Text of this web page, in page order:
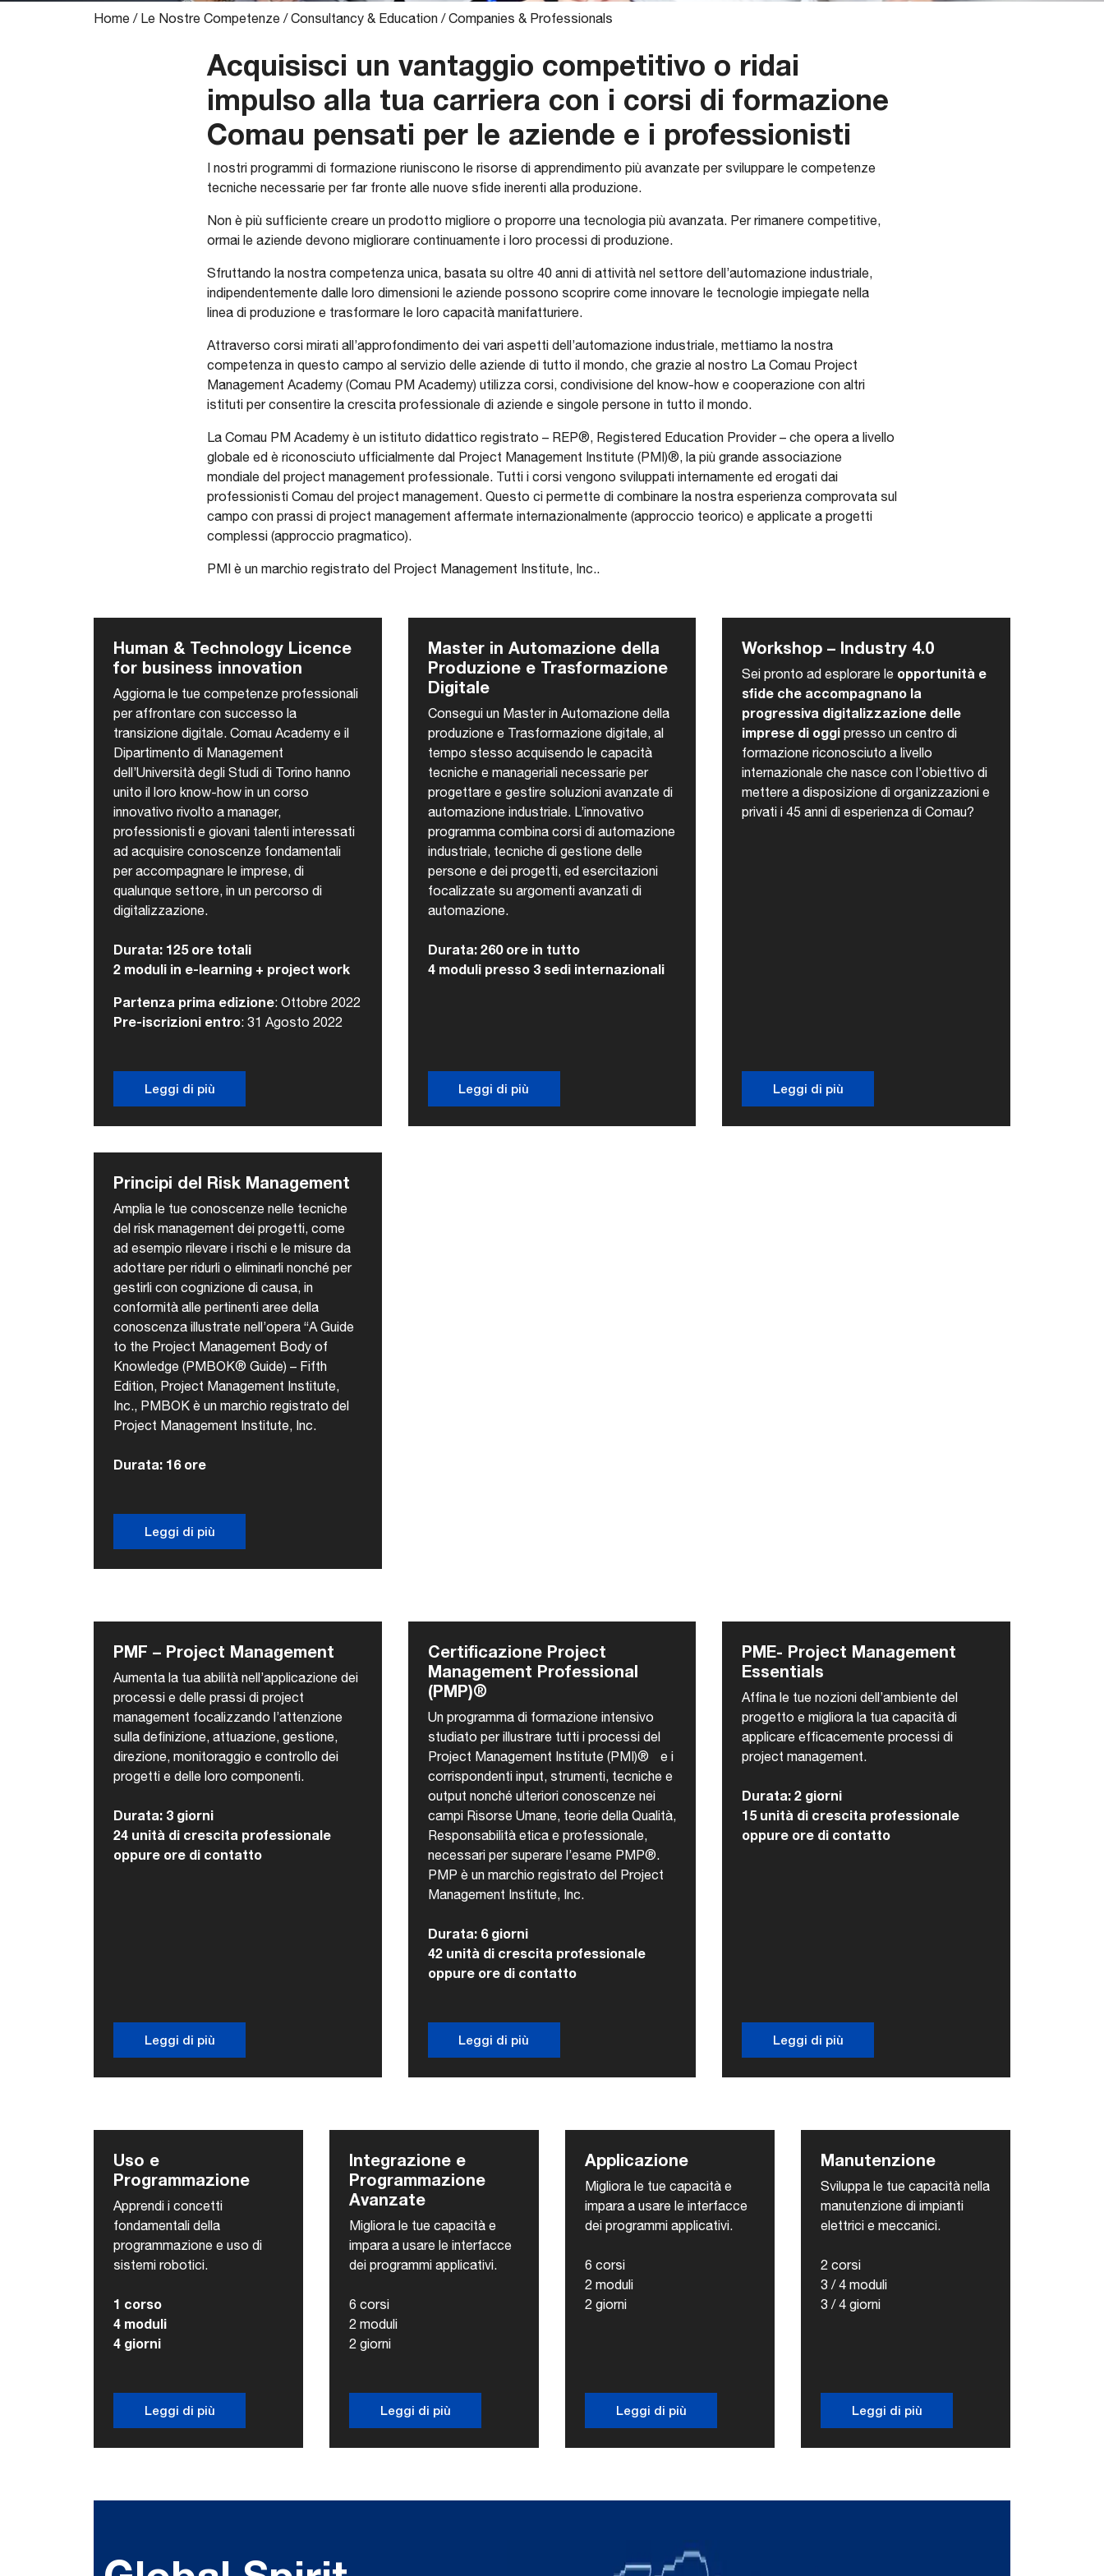
Home / Le Nostre Competenze /Consultancy & Education /Companies & Professionals
Acquisisci un vantaggio competitivo o ridai
impulso alla tua carriera con i corsi di formazione
Comau pensati per le aziende e i professionisti
I nostri programmi di formazione riuniscono le risorse di apprendimento più avanzate per sviluppare le competenze
tecniche necessarie per far fronte alle nuove sfide inerenti alla produzione.
Non è più sufficiente creare un prodotto migliore o proporre una tecnologia più avanzata. Per rimanere competitive,
ormai le aziende devono migliorare continuamente i loro processi di produzione.
Sfruttando la nostra competenza unica, basata su oltre 40 anni di attività nel settore dell’automazione industriale,
indipendentemente dalle loro dimensioni le aziende possono scoprire come innovare le tecnologie impiegate nella
linea di produzione e trasformare le loro capacità manifatturiere.
Attraverso corsi mirati all’approfondimento dei vari aspetti dell’automazione industriale, mettiamo la nostra
competenza in questo campo al servizio delle aziende di tutto il mondo, che grazie al nostro La Comau Project
Management Academy (Comau PM Academy) utilizza corsi, condivisione del know-how e cooperazione con altri
istituti per consentire la crescita professionale di aziende e singole persone in tutto il mondo.
La Comau PM Academy è un istituto didattico registrato – REP®, Registered Education Provider – che opera a livello
globale ed è riconosciuto ufficialmente dal Project Management Institute (PMI)®, la più grande associazione
mondiale del project management professionale. Tutti i corsi vengono sviluppati internamente ed erogati dai
professionisti Comau del project management. Questo ci permette di combinare la nostra esperienza comprovata sul
campo con prassi di project management affermate internazionalmente (approccio teorico) e applicate a progetti
complessi (approccio pragmatico).
PMI è un marchio registrato del Project Management Institute, Inc..
Human & Technology Licence
for business innovation
Aggiorna le tue competenze professionali
per affrontare con successo la
transizione digitale. Comau Academy e il
Dipartimento di Management
dell’Università degli Studi di Torino hanno
unito il loro know-how in un corso
innovativo rivolto a manager,
professionisti e giovani talenti interessati
ad acquisire conoscenze fondamentali
per accompagnare le imprese, di
qualunque settore, in un percorso di
digitalizzazione.
Durata: 125 ore totali
2 moduli in e-learning + project work
Partenza prima edizione: Ottobre 2022
Pre-iscrizioni entro: 31 Agosto 2022
Leggi di più
Master in Automazione della
Produzione e Trasformazione
Digitale
Consegui un Master in Automazione della
produzione e Trasformazione digitale, al
tempo stesso acquisendo le capacità
tecniche e manageriali necessarie per
progettare e gestire soluzioni avanzate di
automazione industriale. L’innovativo
programma combina corsi di automazione
industriale, tecniche di gestione delle
persone e dei progetti, ed esercitazioni
focalizzate su argomenti avanzati di
automazione.
Durata: 260 ore in tutto
4 moduli presso 3 sedi internazionali
Leggi di più
Workshop – Industry 4.0
Sei pronto ad esplorare le opportunità e
sfide che accompagnano la
progressiva digitalizzazione delle
imprese di oggi presso un centro di
formazione riconosciuto a livello
internazionale che nasce con l’obiettivo di
mettere a disposizione di organizzazioni e
privati ​​i 45 anni di esperienza di Comau?
Leggi di più
Principi del Risk Management
Amplia le tue conoscenze nelle tecniche
del risk management dei progetti, come
ad esempio rilevare i rischi e le misure da
adottare per ridurli o eliminarli nonché per
gestirli con cognizione di causa, in
conformità alle pertinenti aree della
conoscenza illustrate nell’opera “A Guide
to the Project Management Body of
Knowledge (PMBOK® Guide) – Fifth
Edition, Project Management Institute,
Inc., PMBOK è un marchio registrato del
Project Management Institute, Inc.
Durata: 16 ore
Leggi di più
PMF – Project Management
Aumenta la tua abilità nell’applicazione dei
processi e delle prassi di project
management focalizzando l’attenzione
sulla definizione, attuazione, gestione,
direzione, monitoraggio e controllo dei
progetti e delle loro componenti.
Durata: 3 giorni
24 unità di crescita professionale
oppure ore di contatto
Leggi di più
Certificazione Project
Management Professional
(PMP)®
Un programma di formazione intensivo
studiato per illustrare tutti i processi del
Project Management Institute (PMI)® e i
corrispondenti input, strumenti, tecniche e
output nonché ulteriori conoscenze nei
campi Risorse Umane, teorie della Qualità,
Responsabilità etica e professionale,
necessari per superare l’esame PMP®.
PMP è un marchio registrato del Project
Management Institute, Inc.
Durata: 6 giorni
42 unità di crescita professionale
oppure ore di contatto
Leggi di più
PME- Project Management
Essentials
Affina le tue nozioni dell’ambiente del
progetto e migliora la tua capacità di
applicare efficacemente processi di
project management.
Durata: 2 giorni
15 unità di crescita professionale
oppure ore di contatto
Leggi di più
Uso e
Programmazione
Apprendi i concetti
fondamentali della
programmazione e uso di
sistemi robotici.
1 corso
4 moduli
4 giorni
Leggi di più
Integrazione e
Programmazione
Avanzate
Migliora le tue capacità e
impara a usare le interfacce
dei programmi applicativi.
6 corsi
2 moduli
2 giorni
Leggi di più
Applicazione
Migliora le tue capacità e
impara a usare le interfacce
dei programmi applicativi.
6 corsi
2 moduli
2 giorni
Leggi di più
Manutenzione
Sviluppa le tue capacità nella
manutenzione di impianti
elettrici e meccanici.
2 corsi
3 / 4 moduli
3 / 4 giorni
Leggi di più